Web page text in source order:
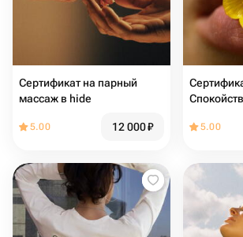
Сертификат на парный
массаж в hide
5.00 12 000₽ 5.00